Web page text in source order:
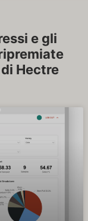
e gli
Hectre